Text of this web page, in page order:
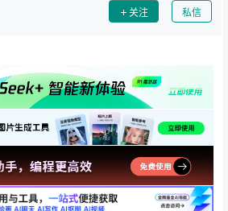
关注 私信